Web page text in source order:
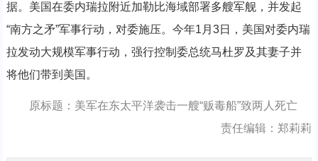
据。美国在委内瑞拉附近加勒比海域部署多艘军舰，并发起
“南方之矛”军事行动，对委施压。今年1月3日，美国对委内瑞
拉发动大规模军事行动，强行控制委总统马杜罗及其妻子并
将他们带到美国。
原标题：美军在东太平洋袭击一艘“贩毒船”致两人死亡
责任编辑：郑莉莉